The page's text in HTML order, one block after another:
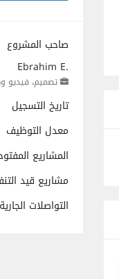
صاحب المشروع
Ebrahim E.
تصميم، فيديو
تاريخ التسجيل
معدل التوظيف
المشاريع
مشاريع قيد
التواصلات الجارية